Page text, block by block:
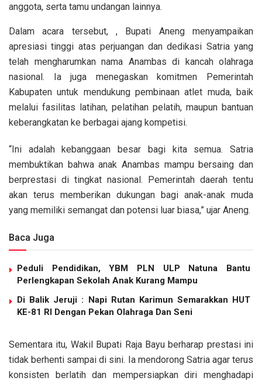
anggota, serta tamu undangan lainnya.
Dalam acara tersebut, , Bupati Aneng menyampaikan
apresiasi tinggi atas perjuangan dan dedikasi Satria yang
telah mengharumkan nama Anambas di kancah olahraga
nasional. Ia juga menegaskan komitmen Pemerintah
Kabupaten untuk mendukung pembinaan atlet muda, baik
melalui fasilitas latihan, pelatihan pelatih, maupun bantuan
keberangkatan ke berbagai ajang kompetisi.
“Ini adalah kebanggaan besar bagi kita semua. Satria
membuktikan bahwa anak Anambas mampu bersaing dan
berprestasi di tingkat nasional. Pemerintah daerah tentu
akan terus memberikan dukungan bagi anak-anak muda
yang memiliki semangat dan potensi luar biasa,” ujar Aneng.
Baca Juga
Peduli Pendidikan, YBM PLN ULP Natuna Bantu
Perlengkapan Sekolah Anak Kurang Mampu
Di Balik Jeruji : Napi Rutan Karimun Semarakkan HUT
KE-81 RI Dengan Pekan Olahraga Dan Seni
Sementara itu, Wakil Bupati Raja Bayu berharap prestasi ini
tidak berhenti sampai di sini. Ia mendorong Satria agar terus
konsisten berlatih dan mempersiapkan diri menghadapi